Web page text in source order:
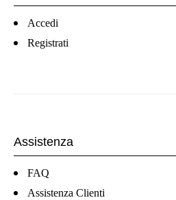
Accedi
Registrati
Assistenza
FAQ
Assistenza Clienti